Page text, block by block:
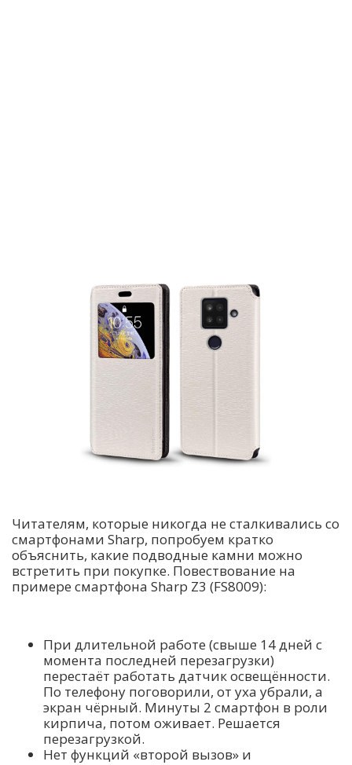
Читателям, которые никогда не сталкивались со
смартфонами Sharp, попробуем кратко
объяснить, какие подводные камни можно
встретить при покупке. Повествование на
примере смартфона Sharp Z3 (FS8009):
При длительной работе (свыше 14 дней с
момента последней перезагрузки)
перестаёт работать датчик освещённости.
По телефону поговорили, от уха убрали, а
экран чёрный. Минуты 2 смартфон в роли
кирпича, потом оживает. Решается
перезагрузкой.
Нет функций «второй вызов» и